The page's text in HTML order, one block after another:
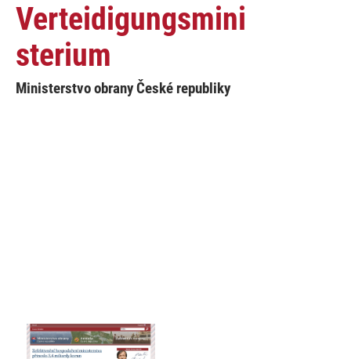
Verteidigungsmini
sterium
Ministerstvo obrany České republiky